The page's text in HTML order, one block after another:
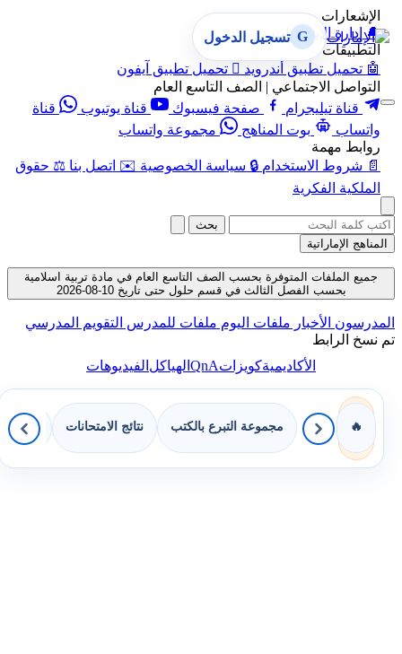
الإشعارات
🔔 إدارة الإشعارات
التطبيقات
🤖 تحميل تطبيق أندرويد  تحميل تطبيق آيفون
التواصل الاجتماعي | الصف التاسع العام
قناة تيليجرام
صفحة فيسبوك قناة يوتيوب
قناة
واتساب
بوت المناهج
مجموعة واتساب
روابط مهمة
📄 شروط الاستخدام 🔒 سياسة الخصوصية ✉️ اتصل بنا ⚖️ حقوق
الملكية الفكرية
G تسجيل الدخول
بحث
المناهج الإماراتية
جميع الملفات المتوفرة بحسب الصف التاسع العام في مادة تربية اسلامية
بحسب الفصل الثالث في قسم حلول حتى تاريخ 10-08-2026
المدرسون الأخبار ملفات اليوم ملفات للمدرس التقويم المدرسي
تم نسخ الرابط
الأكاديميةكويزاتQnAالهياكلالفيديوهات
🔥 مجموعة التبرع بالكتب نتائج الامتحانات